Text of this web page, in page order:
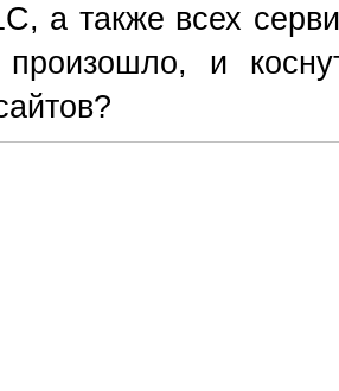
а также всех
и